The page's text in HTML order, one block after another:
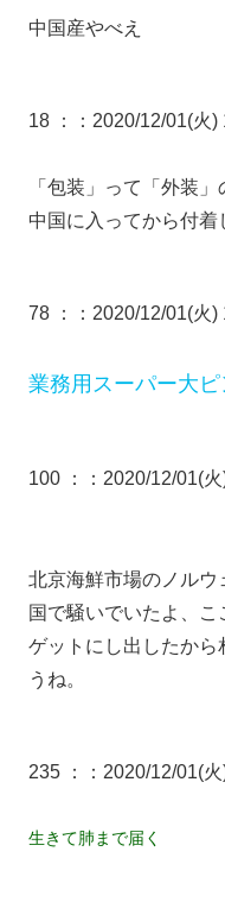
中国産やべえ
18 ： ：2020/12/01(火
「包装」って「外装」
中国に入ってから付着
78 ： ：2020/12/01(火
業務用スーパー大ピ
100 ： ：2020/12/01(
北京海鮮市場のノルウ
国で騒いでいたよ、
ゲットにし出したから
うね。
235 ： ：2020/12/01(
生きて肺まで届く